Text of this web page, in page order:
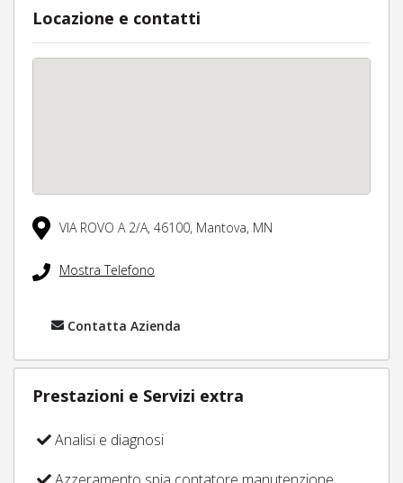
Locazione e contatti
VIA ROVO A 2/A, 46100, Mantova, MN
Mostra Telefono
Contatta Azienda
Prestazioni e Servizi extra
Analisi e diagnosi